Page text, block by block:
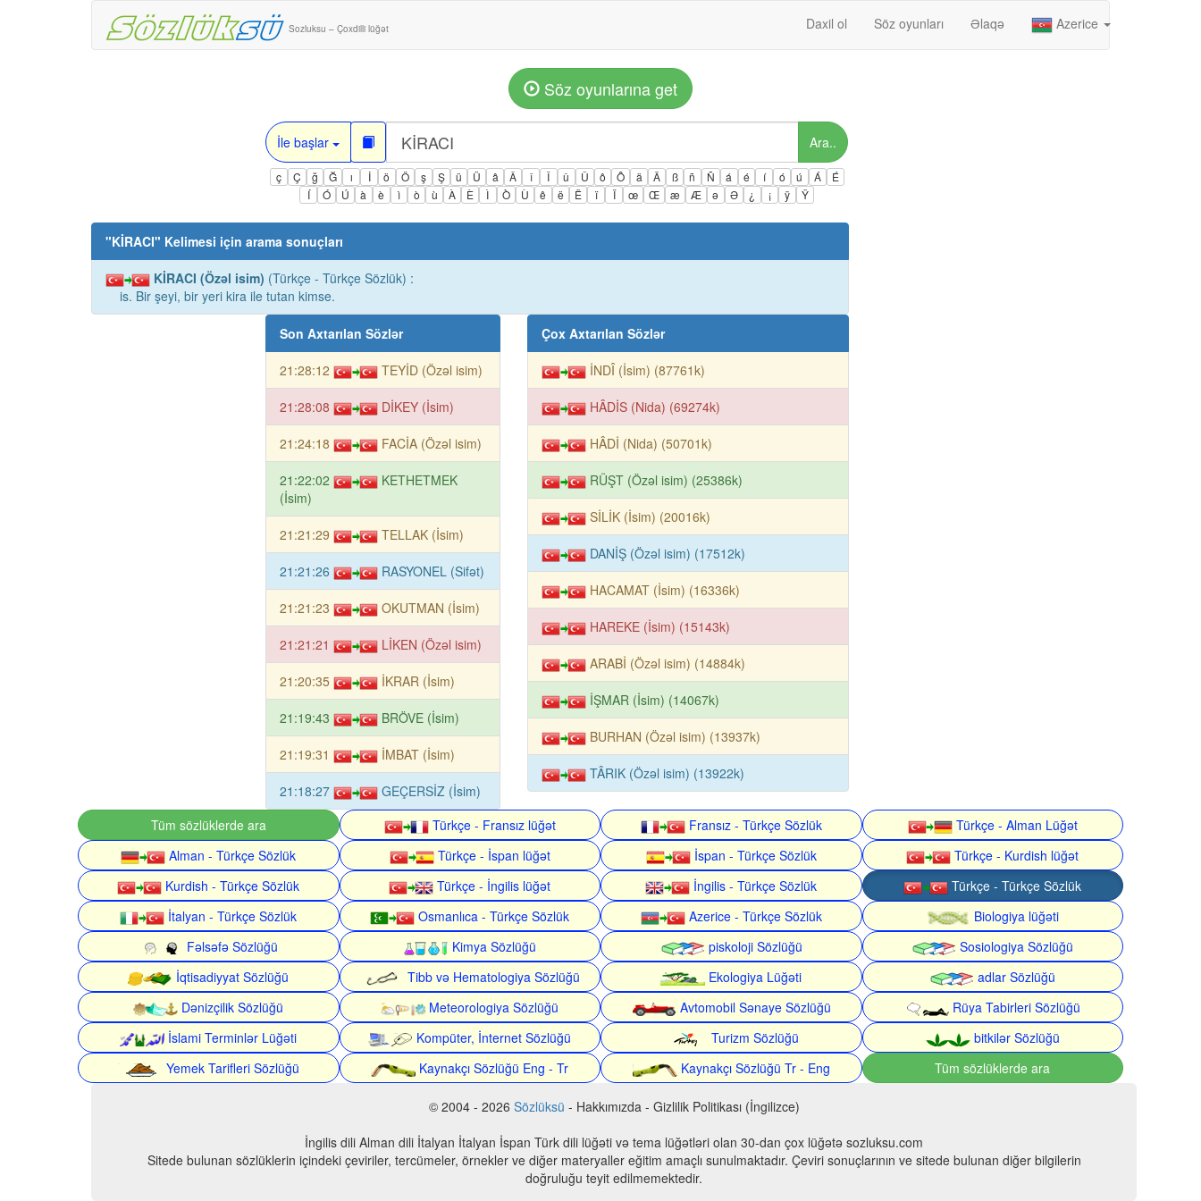
Sozluksu – Çoxdilli lüğət Daxil ol Söz oyunları Əlaqə Azerice
Söz oyunlarına get
İle başlar Ara..
ç Ç ğ Ğ ı İ ö Ö ş Ş ü Ü â Â î Î û Û ô Ô ä Ä ß ñ Ñ á é í ó ú Á
É
Í
Ó Ú à è ì ò ù À È Ì Ò Ù ê ë Ë ï Ï œ Œ æ Æ ə Ə ¿ ¡ ÿ Ÿ
"KİRACI" Kelimesi için arama sonuçları
KİRACI (Özəl isim) (Türkçe - Türkçe Sözlük) :
is. Bir şeyi, bir yeri kira ile tutan kimse.
Son Axtarılan Sözlər
21:28:12 TEYİD (Özəl isim)
21:28:08 DİKEY (İsim)
21:24:18 FACİA (Özəl isim)
21:22:02
KETHETMEK
(İsim)
21:21:29 TELLAK (İsim)
21:21:26 RASYONEL (Sifət)
21:21:23 OKUTMAN (İsim)
21:21:21 LİKEN (Özəl isim)
21:20:35 İKRAR (İsim)
21:19:43 BRÖVE (İsim)
21:19:31 İMBAT (İsim)
21:18:27 GEÇERSİZ (İsim)
Çox Axtarılan Sözlər
İNDÎ (İsim) (87761k)
HÂDİS (Nida) (69274k)
HÂDİ (Nida) (50701k)
RÜŞT (Özəl isim) (25386k)
SİLİK (İsim) (20016k)
DANİŞ (Özəl isim) (17512k)
HACAMAT (İsim) (16336k)
HAREKE (İsim) (15143k)
ARABİ (Özəl isim) (14884k)
İŞMAR (İsim) (14067k)
BURHAN (Özəl isim) (13937k)
TÂRIK (Özəl isim) (13922k)
Tüm sözlüklerde ara Türkçe - Fransız lüğət Fransız - Türkçe Sözlük
Türkçe - Alman Lüğət
Alman - Türkçe Sözlük
Türkçe - İspan lüğət İspan - Türkçe Sözlük
Türkçe - Kurdish lüğət
Kurdish - Türkçe Sözlük
Türkçe - İngilis lüğət İngilis - Türkçe Sözlük
Türkçe - Türkçe Sözlük
İtalyan - Türkçe Sözlük
Osmanlıca - Türkçe Sözlük Azerice - Türkçe Sözlük
Biologiya lüğəti
Fəlsəfə Sözlüğü
Kimya Sözlüğü piskoloji Sözlüğü
Sosiologiya Sözlüğü
İqtisadiyyat Sözlüğü
Tibb və Hematologiya Sözlüğü Ekologiya Lüğəti
adlar Sözlüğü
Dənizçilik Sözlüğü
Meteorologiya Sözlüğü Avtomobil Sənaye Sözlüğü
Rüya Tabirleri Sözlüğü
İslami Terminlər Lüğəti
Kompüter, İnternet Sözlüğü Turizm Sözlüğü
bitkilər Sözlüğü
Yemek Tarifleri Sözlüğü
Kaynakçı Sözlüğü Eng - Tr Kaynakçı Sözlüğü Tr - Eng Tüm sözlüklerde ara
© 2004 - 2026 Sözlüksü - Hakkımızda - Gizlilik Politikası (İngilizce)
İngilis dili Alman dili İtalyan İtalyan İspan Türk dili lüğəti və tema lüğətləri olan 30-dan çox lüğətə sozluksu.com
Sitede bulunan sözlüklerin içindeki çeviriler, tercümeler, örnekler ve diğer materyaller eğitim amaçlı sunulmaktadır. Çeviri sonuçlarının ve sitede bulunan diğer bilgilerin
doğruluğu teyit edilmemektedir.